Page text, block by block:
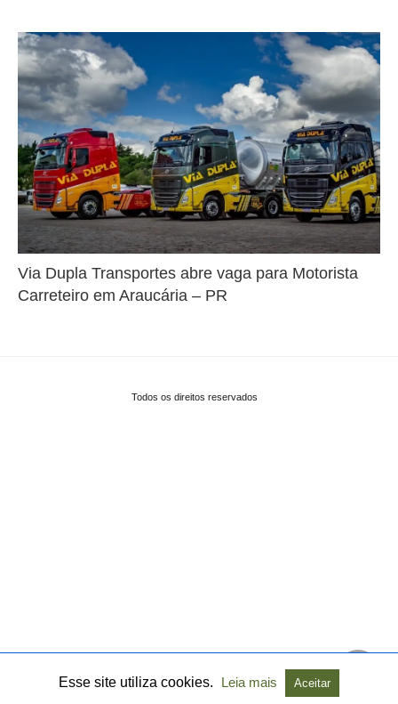
Via Dupla Transportes abre vaga para Motorista
Carreteiro em Araucária – PR
Todos os direitos reservados
Esse site utiliza cookies. Leia mais Aceitar